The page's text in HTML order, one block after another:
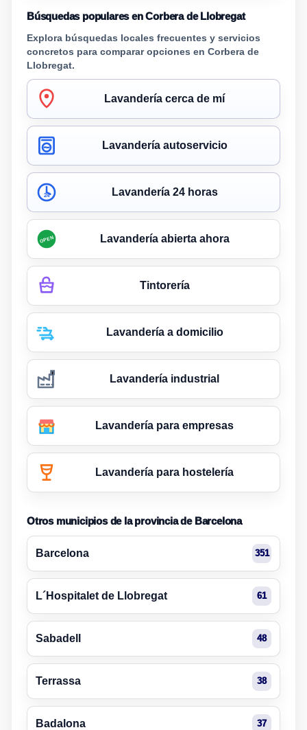
Búsquedas populares en Corbera de Llobregat
Explora búsquedas locales frecuentes y servicios
concretos para comparar opciones en Corbera de
Llobregat.
Lavandería cerca de mí
Lavandería autoservicio
24 Lavandería 24 horas
OPEN Lavandería abierta ahora
Tintorería
Lavandería a domicilio
Lavandería industrial
Lavandería para empresas
Lavandería para hostelería
Otros municipios de la provincia de Barcelona
Barcelona 351
L´Hospitalet de Llobregat 61
Sabadell 48
Terrassa 38
Badalona 37